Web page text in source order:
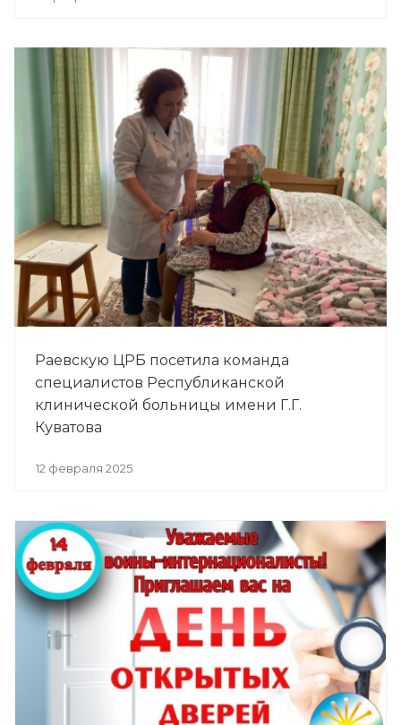
Раевскую ЦРБ посетила команда
специалистов Республиканской
клинической больницы имени Г.Г.
Куватова
12 февраля 2025